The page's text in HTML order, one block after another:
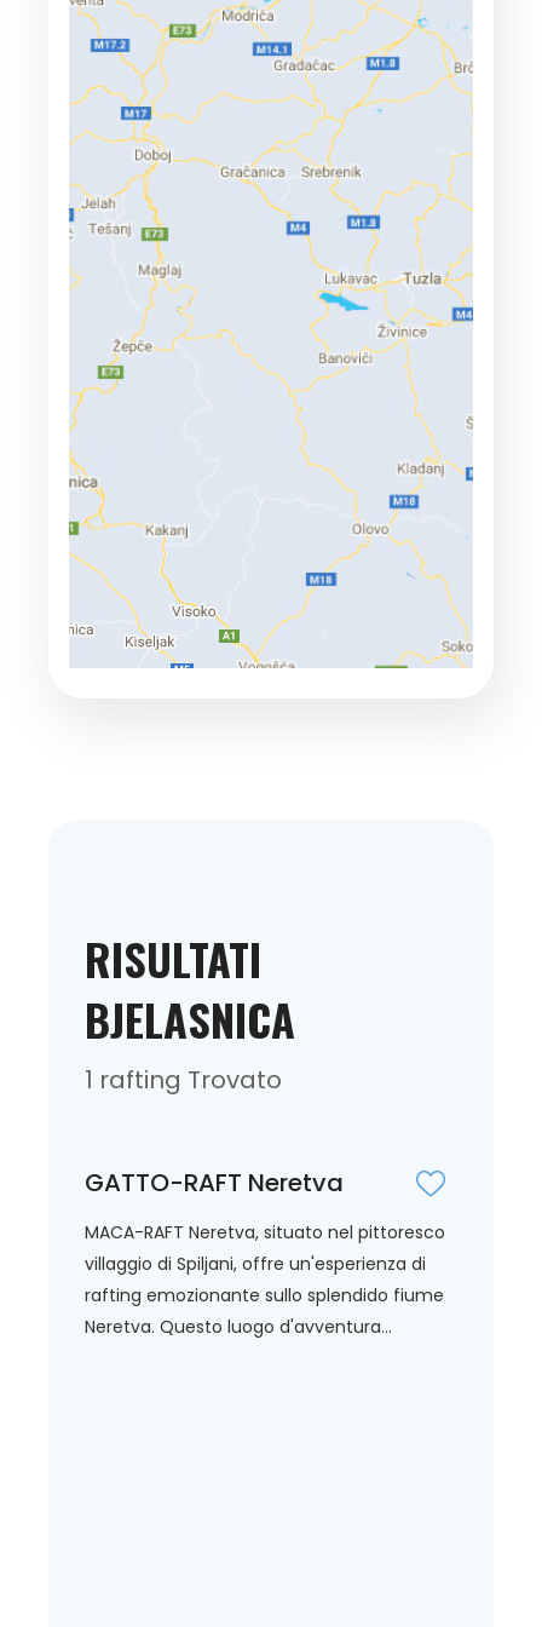
RISULTATI
BJELASNICA
1 rafting Trovato
GATTO-RAFT Neretva
MACA-RAFT Neretva, situato nel pittoresco
villaggio di Spiljani, offre un'esperienza di
rafting emozionante sullo splendido fiume
Neretva. Questo luogo d'avventura...